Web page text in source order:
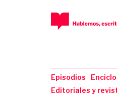
Episodios
Editoriales y